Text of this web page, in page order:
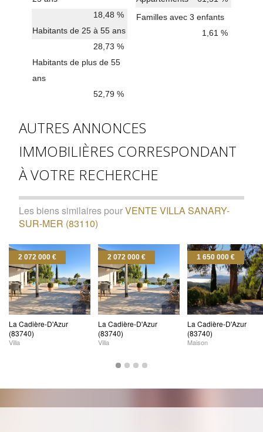
18,48 %
Habitants de 25 à 55 ans
28,73 %
Habitants de plus de 55
ans
52,79 %
Familles avec 3 enfants
1,61 %
AUTRES ANNONCES
IMMOBILIÈRES CORRESPONDANT
À VOTRE RECHERCHE
Les biens similaires pourVENTE VILLA SANARY-
SUR-MER (83110)
2 072 000 €
La Cadière-D'Azur
(83740)
Villa
2 072 000 €
La Cadière-D'Azur
(83740)
Villa
1 650 000 €
La Cadière-D'Azur
(83740)
Maison